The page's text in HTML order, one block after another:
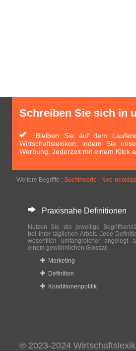
Schreiben Sie sich in
Bleiben Sie auf dem
Wirtschaftslexikon, indem Sie
Werbung. Jederzeit mit einem Klick
Weitere Begriffe : Suchtheorie Neo-
Praxisnahe Definitionen
Nutzen Sie die jeweilige
bei Ihrer täglichen Arbeit. Jede
wesentlich umfangreicher angelegt
einem gewöhnlichen Glossar.
Marketing
Definition
Konditionenpolitik
© 2023-2024